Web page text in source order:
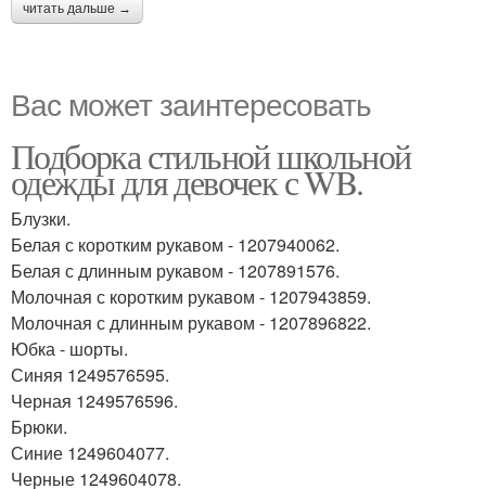
читать дальше →
Вас может заинтересовать
Подборка стильной школьной
одежды для девочек с WB.
Блузки.
Белая с коротким рукавом - 1207940062.
Белая с длинным рукавом - 1207891576.
Молочная с коротким рукавом - 1207943859.
Молочная с длинным рукавом - 1207896822.
Юбка - шорты.
Синяя 1249576595.
Черная 1249576596.
Брюки.
Синие 1249604077.
Черные 1249604078.